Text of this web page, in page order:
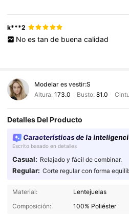
k***2
No es tan de buena calidad
Modelar es vestir:S
Altura: 173.0 Busto:81.0
Detalles Del Producto
Características de la
Escrito basado en detalles
Casual: Relajado y fácil de combinar.
Regular: Corte regular con forma
Material:
Lentejuelas
Composición:
100% Poliéster